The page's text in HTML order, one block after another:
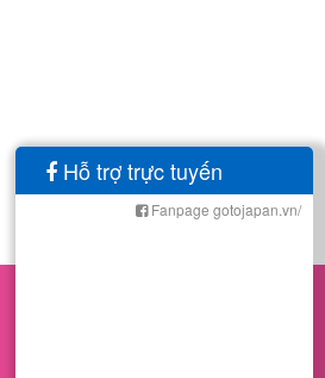
Hỗ trợ trực tuyến
Fanpage gotojapan.vn/